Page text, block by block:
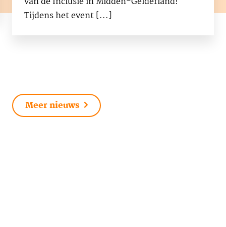
Tijdens het event [...]
Meer nieuws